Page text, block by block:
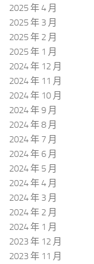
2025 年 4 月
2025 年 3 月
2025 年 2 月
2025 年 1 月
2024 年 12 月
2024 年 11 月
2024 年 10 月
2024 年 9 月
2024 年 8 月
2024 年 7 月
2024 年 6 月
2024 年 5 月
2024 年 4 月
2024 年 3 月
2024 年 2 月
2024 年 1 月
2023 年 12 月
2023 年 11 月